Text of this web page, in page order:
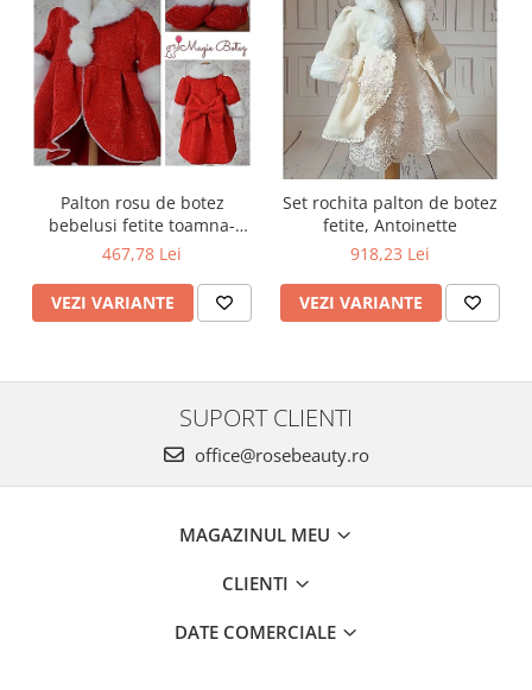
Palton rosu de botez
bebelusi fetite toamna-
iarna 3 piese, LOVE
467,78 Lei
VEZI VARIANTE
Set rochita palton de botez
fetite, Antoinette
918,23 Lei
VEZI VARIANTE
SUPORT CLIENTI
office@rosebeauty.ro
MAGAZINUL MEU
CLIENTI
DATE COMERCIALE